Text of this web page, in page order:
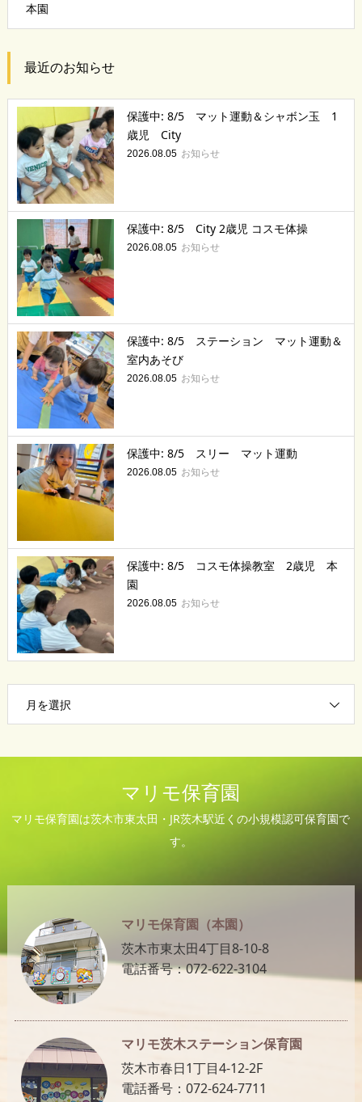
本園
最近のお知らせ
保護中: 8/5 マット運動＆シャボン玉 1
歳児 City
2026.08.05 お知らせ
保護中: 8/5 City 2歳児 コスモ体操
2026.08.05 お知らせ
保護中: 8/5 ステーション マット運動＆
室内あそび
2026.08.05 お知らせ
保護中: 8/5 スリー マット運動
2026.08.05 お知らせ
保護中: 8/5 コスモ体操教室 2歳児 本
園
2026.08.05 お知らせ
月を選択
マリモ保育園
マリモ保育園は茨木市東太田・JR茨木駅近くの小規模認可保育園で
す。
マリモ保育園（本園）
茨木市東太田4丁目8-10-8
電話番号：072-622-3104
マリモ茨木ステーション保育園
茨木市春日1丁目4-12-2F
電話番号：072-624-7711